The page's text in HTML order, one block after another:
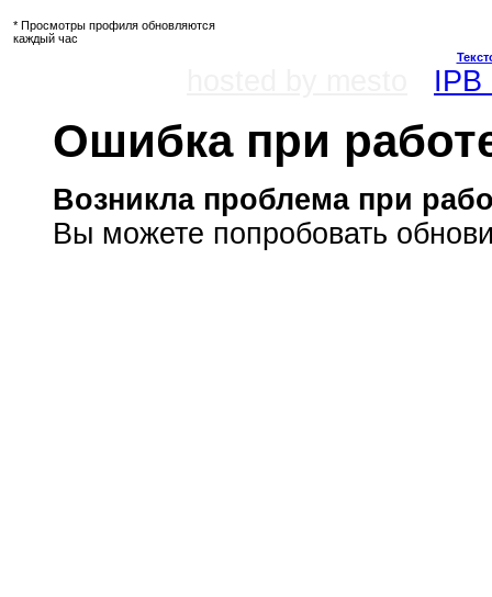
* Просмотры профиля обновляются
каждый час
IPB
Ошибка при
Возникла проблема при
Вы можете попробовать